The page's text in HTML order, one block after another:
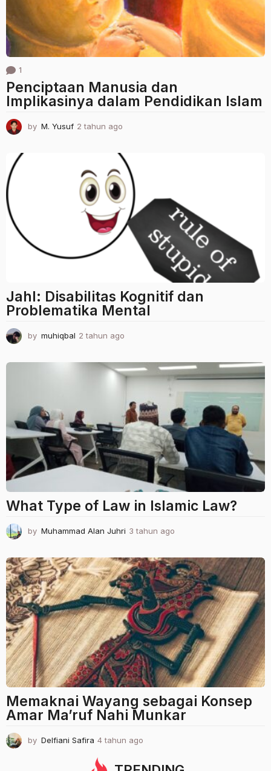
1
Penciptaan Manusia dan
Implikasinya dalam Pendidikan Islam
by M. Yusuf 2 tahun ago
h
u
n
a
g
o
Jahl: Disabilitas Kognitif dan
Problematika Mental
by muhiqbal 2 tahun ago
h
u
a
g
o
What Type of Law in Islamic Law?
by Muhammad Alan Juhri 3 tahun ago
h
u
n
a
g
Memaknai Wayang sebagai Konsep
Amar Ma’ruf Nahi Munkar
by Delfiani Safira 4 tahun ago
a